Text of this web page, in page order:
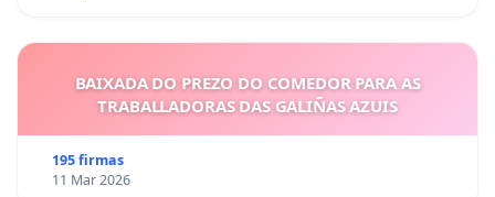
BAIXADA DO PREZO DO COMEDOR PARA AS
TRABALLADORAS DAS GALIÑAS AZUIS
195 firmas
11 Mar 2026